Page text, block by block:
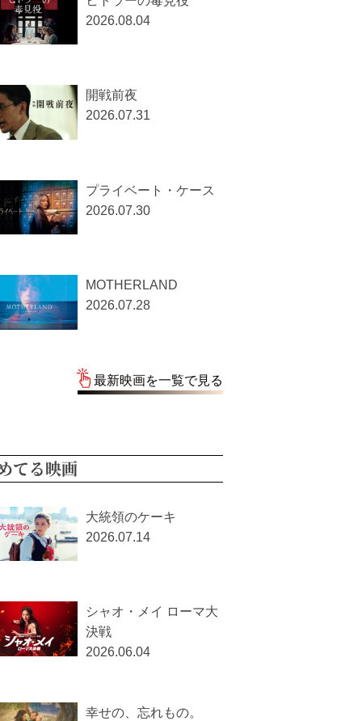
2026.08.04
開戦前夜
2026.07.31
プライベート・ケース
2026.07.30
MOTHERLAND
2026.07.28
最新映画を一覧で見る
てる映画
大統領のケーキ
2026.07.14
シャオ・メイ ローマ大
決戦
2026.06.04
幸せの、忘れもの。